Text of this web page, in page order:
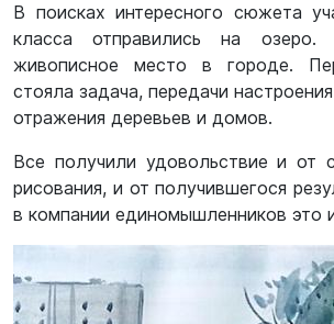
В поисках интересного сюжета
класса отправились на озеро.
живописное место в городе.
стояла задача, передачи
отражения деревьев и домов.
Все получили удовольствие и от
рисования, и от получившегося
в компании единомышленников это